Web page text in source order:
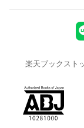
楽天ブックスト